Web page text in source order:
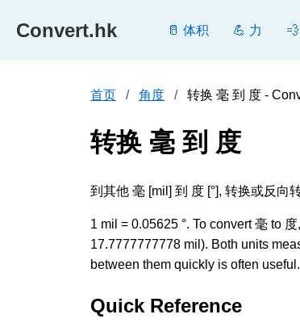
Convert.hk 🥛 体积 💪 力
首页 角度 转换 毫 到 度 -
转换 毫 到 度
到其他 毫 [mil] 到 度 [°], 转换或反向
1 mil = 0.05625 °. To convert 毫 to
17.7777777778 mil). Both units
between them quickly is often useful.
Quick Reference